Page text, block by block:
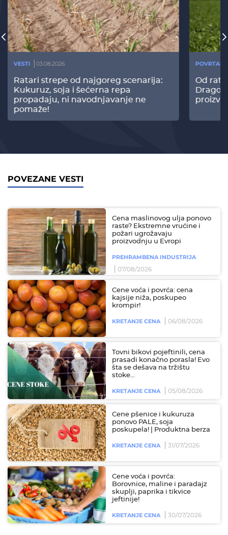
VESTI 03.08.2026
Ratari strepe od najgoreg scenarija:
Kukuruz, soja i šećerna repa
propadaju, ni navodnjavanje ne
pomaže!
Od
POVEZANE VESTI
Cena maslinovog ulja ponovo
raste? Ekstremne vrućine i
požari ugrožavaju
proizvodnju u Evropi
PREHRAMBENA INDUSTRIJA
07/08/2026
Cene voća i povrća: cena
kajsije niža, poskupeo
krompir!
KRETANJE CENA 06/08/2026
Tovni bikovi pojeftinili, cena
prasadi konačno porasla! Evo
šta se dešava na tržištu
stoke...
KRETANJE CENA 05/08/2026
Cene pšenice i kukuruza
ponovo PALE, soja
poskupela! | Produktna berza
KRETANJE CENA 31/07/2026
Cene voća i povrća:
Borovnice, maline i paradajz
skuplji, paprika i tikvice
jeftinije!
KRETANJE CENA 30/07/2026